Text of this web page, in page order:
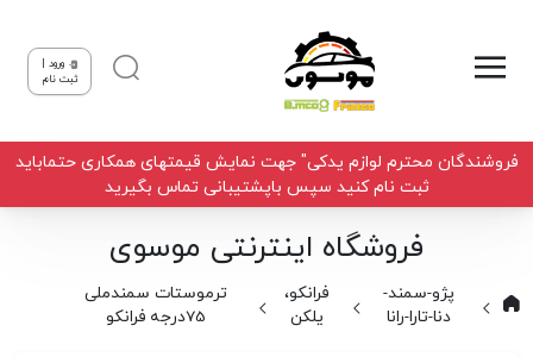
ورود |
ثبت نام
فروشندگان محترم لوازم یدکی" جهت نمایش قیمتهای همکاری حتماباید
ثبت نام کنید سپس باپشتیبانی تماس بگیرید
فروشگاه اینترنتی موسوی
پژو-سمند-
دنا-تارا-رانا
فرانکو،
یلکن
ترموستات سمندملی
75درجه فرانکو